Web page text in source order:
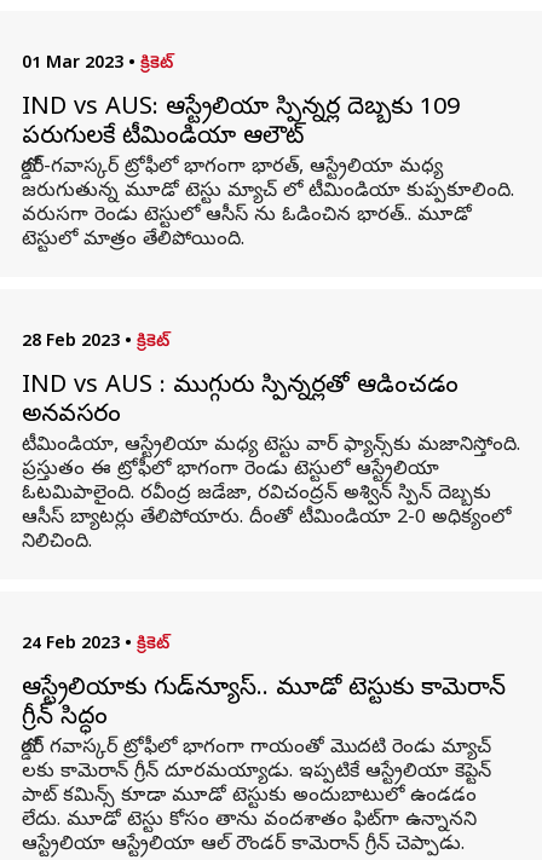
01 Mar 2023 • క్రికెట్
IND vs AUS: ఆస్ట్రేలియా స్పిన్నర్ల దెబ్బకు 109
పరుగులకే టీమిండియా ఆలౌట్
బోర్డర్-గవాస్కర్ ట్రోఫీలో భాగంగా భారత్, ఆస్ట్రేలియా మధ్య
జరుగుతున్న మూడో టెస్టు మ్యాచ్ లో టీమిండియా కుప్పకూలింది.
వరుసగా రెండు టెస్టులో ఆసీస్ ను ఓడించిన భారత్.. మూడో
టెస్టులో మాత్రం తేలిపోయింది.
28 Feb 2023 • క్రికెట్
IND vs AUS : ముగ్గురు స్పిన్నర్లతో ఆడించడం
అనవసరం
టీమిండియా, ఆస్ట్రేలియా మధ్య టెస్టు వార్ ఫ్యాన్స్‌కు మజానిస్తోంది.
ప్రస్తుతం ఈ ట్రోఫీలో భాగంగా రెండు టెస్టులో ఆస్ట్రేలియా
ఓటమిపాలైంది. రవీంద్ర జడేజా, రవిచంద్రన్ అశ్విన్ స్పిన్ దెబ్బకు
ఆసీస్ బ్యాటర్లు తేలిపోయారు. దీంతో టీమిండియా 2-0 అధిక్యంలో
నిలిచింది.
24 Feb 2023 • క్రికెట్
ఆస్ట్రేలియాకు గుడ్‌న్యూస్.. మూడో టెస్టుకు కామెరాన్
గ్రీన్ సిద్ధం
బోర్డర్ గవాస్కర్ ట్రోఫీలో భాగంగా గాయంతో మొదటి రెండు మ్యాచ్
లకు కామెరాన్ గ్రీన్ దూరమయ్యాడు. ఇప్పటికే ఆస్ట్రేలియా కెప్టెన్
పాట్ కమిన్స్ కూడా మూడో టెస్టుకు అందుబాటులో ఉండడం
లేదు. మూడో టెస్టు కోసం తాను వందశాతం ఫిట్‌గా ఉన్నానని
ఆస్ట్రేలియా ఆస్ట్రేలియా ఆల్ రౌండర్ కామెరాన్ గ్రీన్ చెప్పాడు.